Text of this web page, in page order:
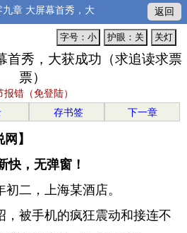
九章 大屏幕首秀，大 返回
关灯
护眼：关
字号：小
首秀，大获成功（求追读求票
票）
报错（免登陆）
存书签 下一章
】
快，无弹窗！
二，上海某酒店。
被手机的疯狂震动和接连不